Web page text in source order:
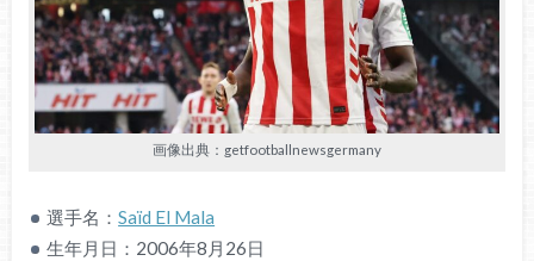
画像出典：getfootballnewsgermany
選手名：Saïd El Mala
生年月日：2006年8月26日